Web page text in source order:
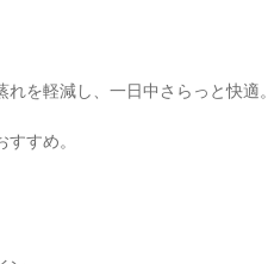
を軽減し、一日中さらっと快適。
すめ。